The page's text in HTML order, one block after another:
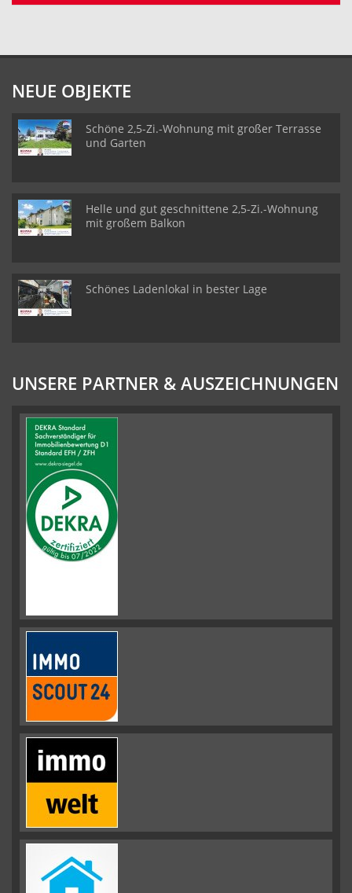
NEUE OBJEKTE
Schöne 2,5-Zi.-Wohnung mit großer Terrasse
und Garten
Helle und gut geschnittene 2,5-Zi.-Wohnung
mit großem Balkon
Schönes Ladenlokal in bester Lage
UNSERE PARTNER & AUSZEICHNUNGEN